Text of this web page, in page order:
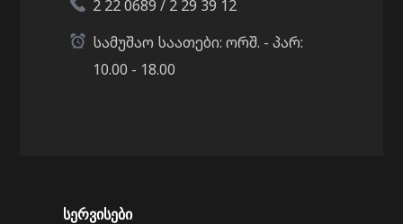
2 22 0689 / 2 29 39 12
სამუშაო საათები: ორშ. - პარ:
10.00 - 18.00
სერვისები